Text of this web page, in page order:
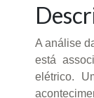
A análise
está
elétrico.